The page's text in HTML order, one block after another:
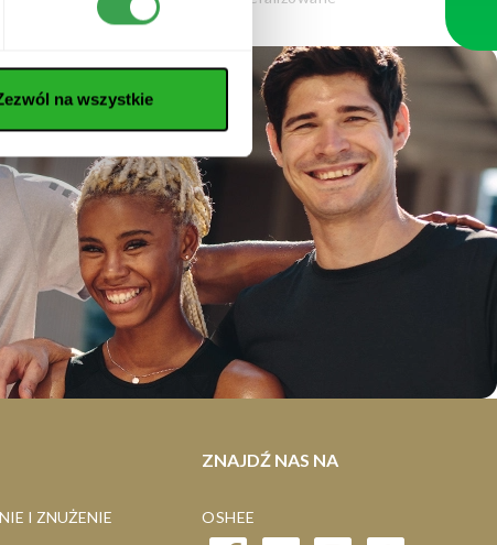
na wszystkie
I ZNUŻENIE
ZNAJDŹ NAS NA
OSHEE